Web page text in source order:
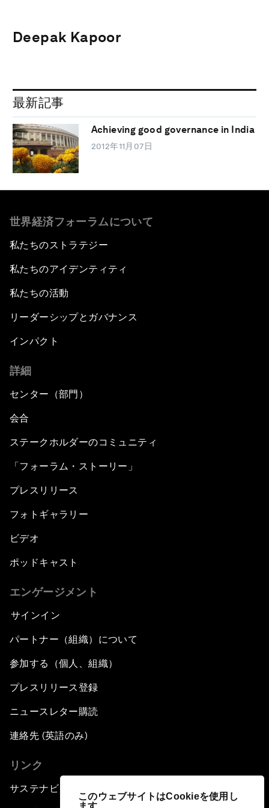
このウェブサイトはCookieを使用し
ます
Deepak Kapoor
最新記事
Achieving good governance in India
2012年11月07日
世界経済フォーラムについて
私たちのストラテジー
私たちのアイデンティティ
私たちの活動
リーダーシップとガバナンス
インパクト
詳細
センター（部門）
会合
ステークホルダーのコミュニティ
「フォーラム・ストーリー」
プレスリリース
フォトギャラリー
ビデオ
ポッドキャスト
エンゲージメント
サインイン
パートナー（組織）について
参加する（個人、組織）
プレスリリース登録
ニュースレター購読
連絡先 (英語のみ)
リンク
サステナビリティへの取り組み